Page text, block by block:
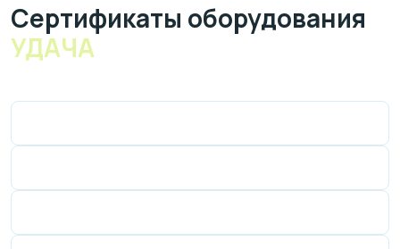
Cертификаты оборудования
УДАЧА